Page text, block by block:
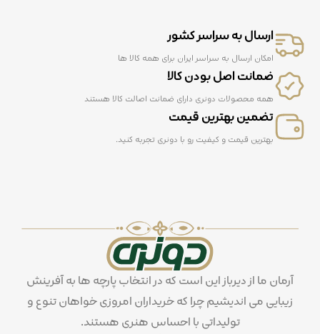
ارسال به سراسر کشور
امکان ارسال به سراسر ایران برای همه کالا ها
ضمانت اصل بودن کالا
همه محصولات دونری دارای ضمانت اصالت کالا هستند
تضمین بهترین قیمت
بهترین قیمت و کیفیت رو با دونری تجربه کنید.
آرمان ما از دیرباز این است که در انتخاب پارچه ها به آفرینش
زیبایی می اندیشیم چرا که خریداران امروزی خواهان تنوع و
تولیداتی با احساس هنری هستند.